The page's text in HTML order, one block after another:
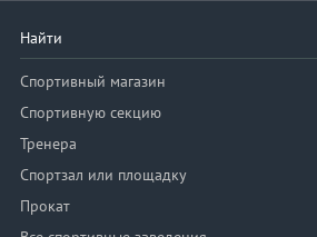
Найти
Спортивный магазин
Спортивную секцию
Тренера
Спортзал или площадку
Прокат